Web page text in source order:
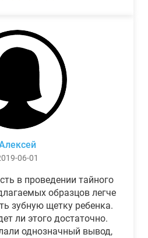
06-01
в проведении тайного
образцов легче
зубную щетку ребенка.
ли этого достаточно.
однозначный вывод,